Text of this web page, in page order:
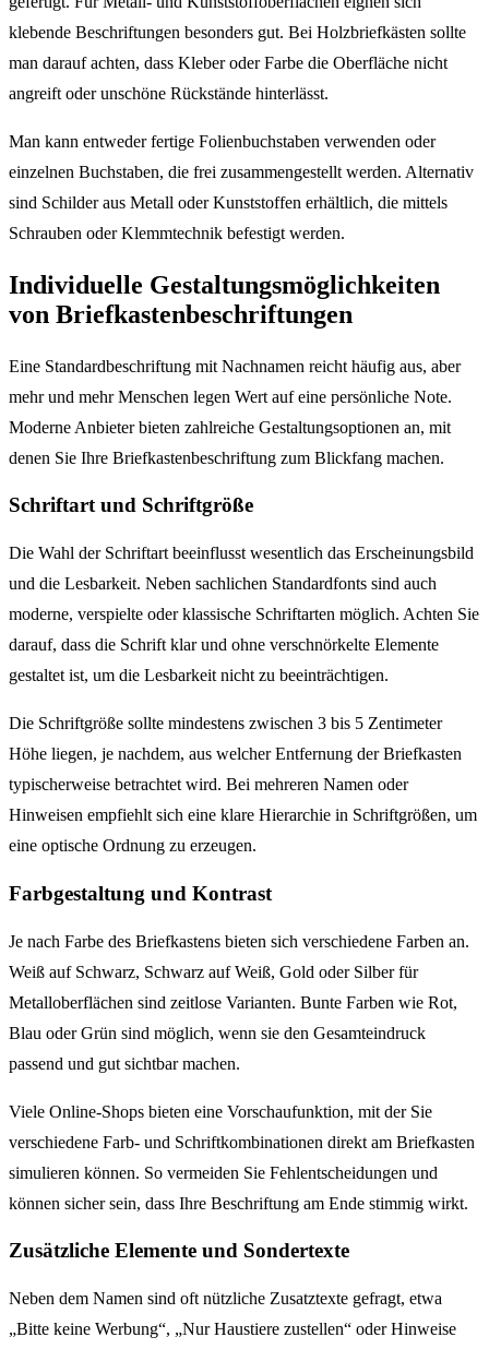
klebende Beschriftungen besonders gut. Bei Holzbriefkästen sollte
man darauf achten, dass Kleber oder Farbe die Oberfläche nicht
angreift oder unschöne Rückstände hinterlässt.
Man kann entweder fertige Folienbuchstaben verwenden oder
einzelnen Buchstaben, die frei zusammengestellt werden. Alternativ
sind Schilder aus Metall oder Kunststoffen erhältlich, die mittels
Schrauben oder Klemmtechnik befestigt werden.
Individuelle Gestaltungsmöglichkeiten
von Briefkastenbeschriftungen
Eine Standardbeschriftung mit Nachnamen reicht häufig aus, aber
mehr und mehr Menschen legen Wert auf eine persönliche Note.
Moderne Anbieter bieten zahlreiche Gestaltungsoptionen an, mit
denen Sie Ihre Briefkastenbeschriftung zum Blickfang machen.
Schriftart und Schriftgröße
Die Wahl der Schriftart beeinflusst wesentlich das Erscheinungsbild
und die Lesbarkeit. Neben sachlichen Standardfonts sind auch
moderne, verspielte oder klassische Schriftarten möglich. Achten Sie
darauf, dass die Schrift klar und ohne verschnörkelte Elemente
gestaltet ist, um die Lesbarkeit nicht zu beeinträchtigen.
Die Schriftgröße sollte mindestens zwischen 3 bis 5 Zentimeter
Höhe liegen, je nachdem, aus welcher Entfernung der Briefkasten
typischerweise betrachtet wird. Bei mehreren Namen oder
Hinweisen empfiehlt sich eine klare Hierarchie in Schriftgrößen, um
eine optische Ordnung zu erzeugen.
Farbgestaltung und Kontrast
Je nach Farbe des Briefkastens bieten sich verschiedene Farben an.
Weiß auf Schwarz, Schwarz auf Weiß, Gold oder Silber für
Metalloberflächen sind zeitlose Varianten. Bunte Farben wie Rot,
Blau oder Grün sind möglich, wenn sie den Gesamteindruck
passend und gut sichtbar machen.
Viele Online-Shops bieten eine Vorschaufunktion, mit der Sie
verschiedene Farb- und Schriftkombinationen direkt am Briefkasten
simulieren können. So vermeiden Sie Fehlentscheidungen und
können sicher sein, dass Ihre Beschriftung am Ende stimmig wirkt.
Zusätzliche Elemente und Sondertexte
Neben dem Namen sind oft nützliche Zusatztexte gefragt, etwa
„Bitte keine Werbung“, „Nur Haustiere zustellen“ oder Hinweise